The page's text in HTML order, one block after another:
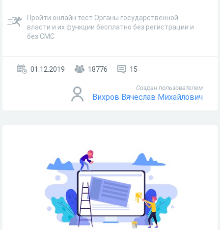
Пройти онлайн тест Органы государственной
власти и их функции бесплатно без регистрации и
без СМС
01.12.2019 18776 15
Создан пользователем
Вихров Вячеслав Михайлович